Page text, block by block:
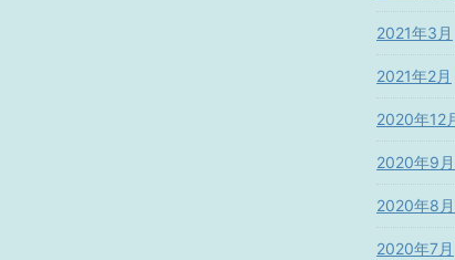
2021年3月
2021年2月
2020年12
2020年9月
2020年8月
2020年7月